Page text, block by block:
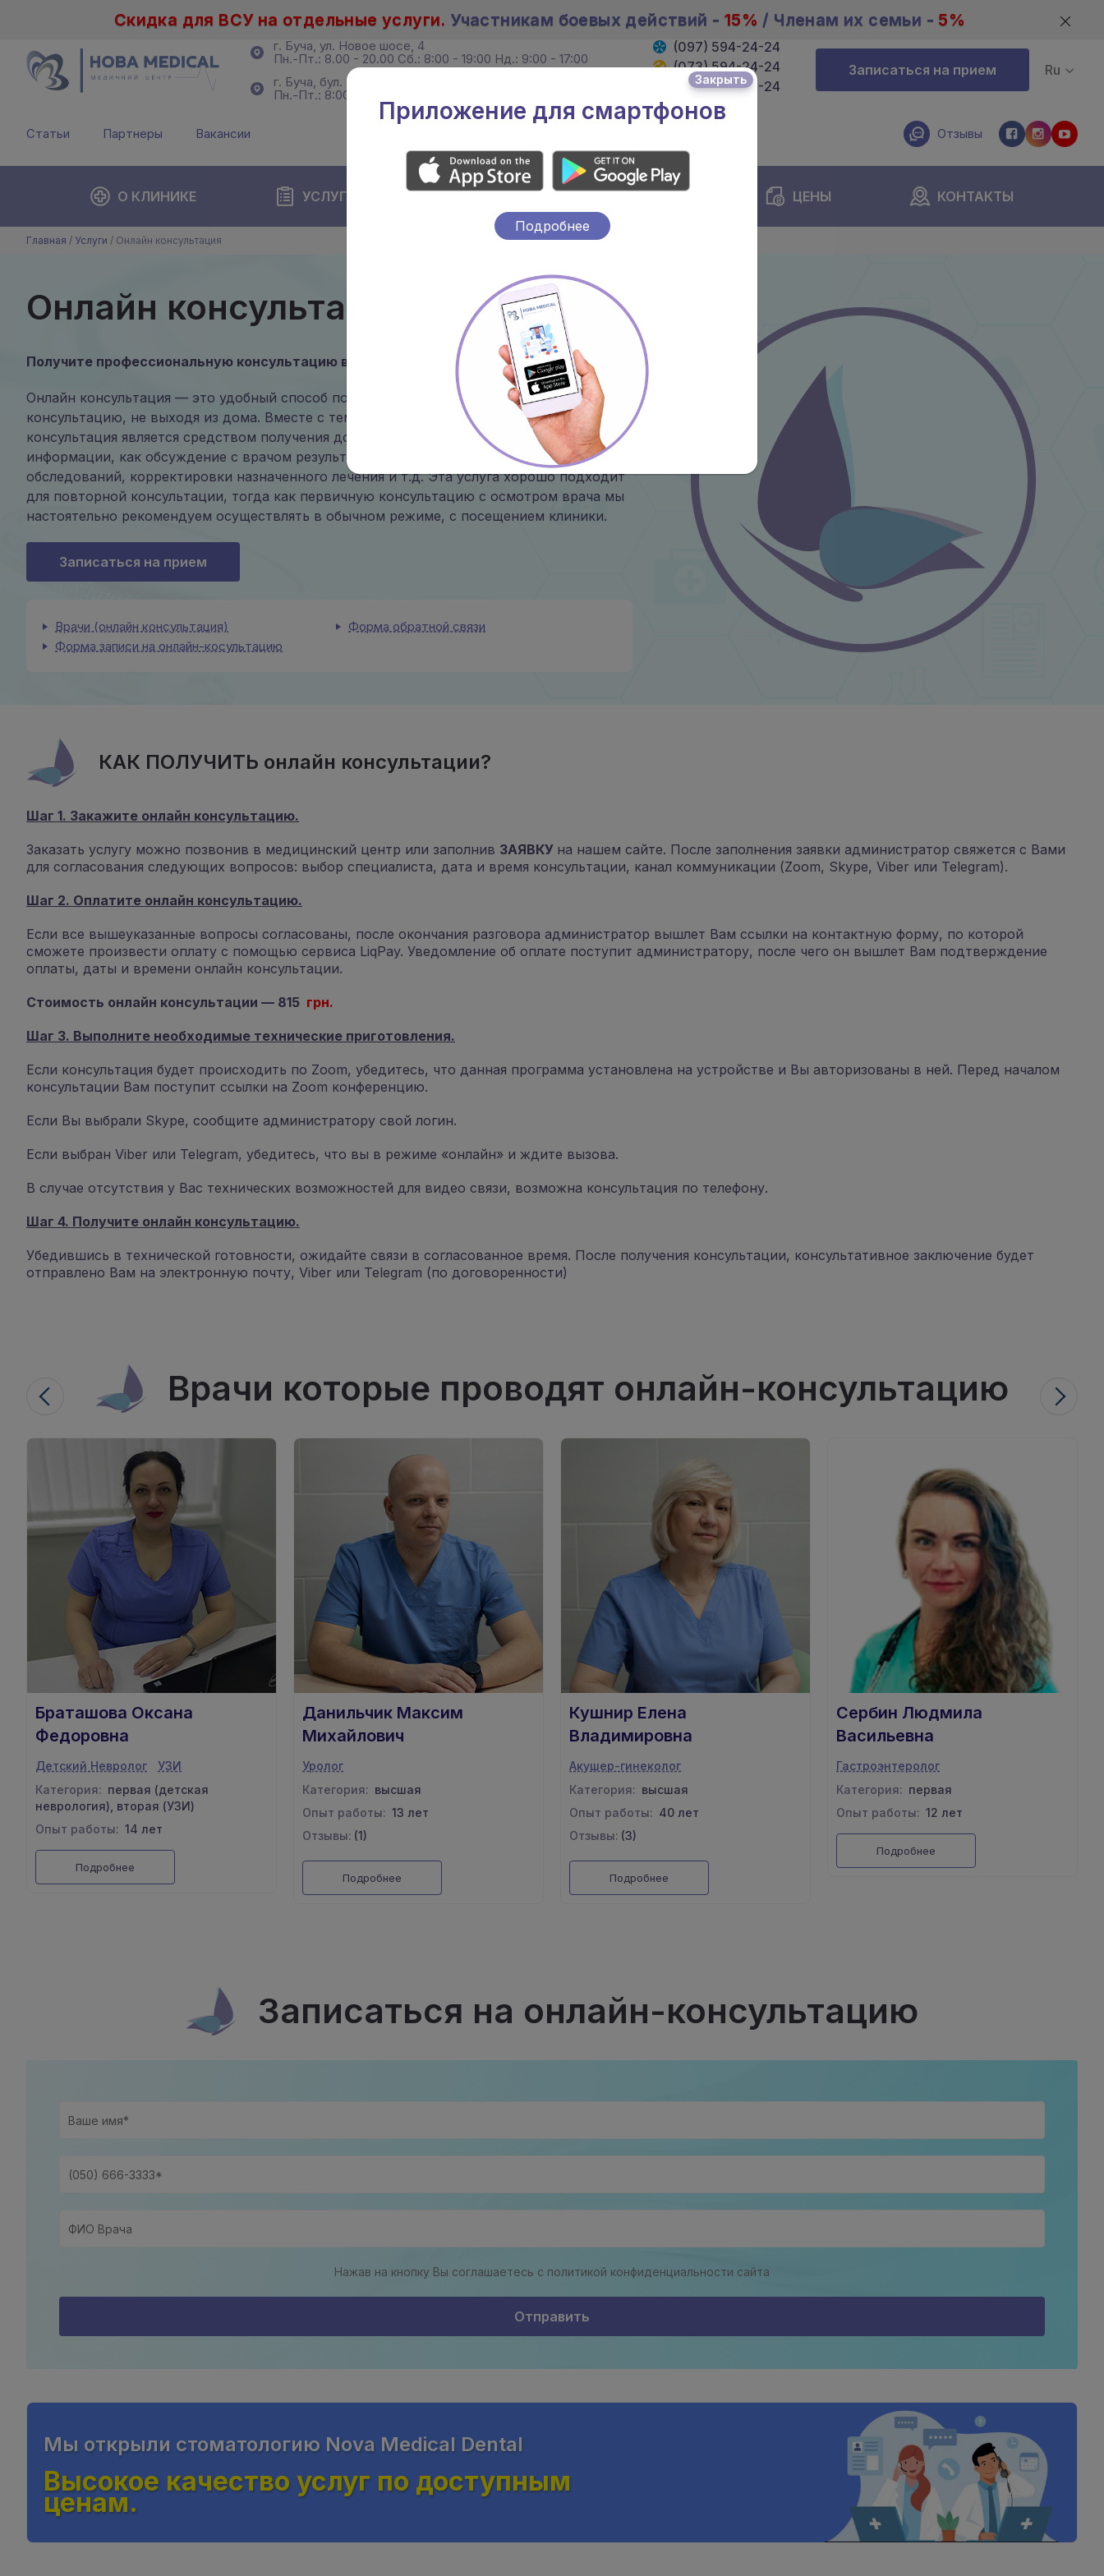
Скидка для ВСУ на отдельные услуги. Участникам боевых действий - 15% / Членам их семьи - 5%
г. Буча, ул. Новое шосе, 4
Пн.-Пт.: 8.00 - 20.00 Сб.: 8:00 - 19:00 Нд.: 9:00 - 17:00
г. Буча, бул. Б. Хмельницкого, 4
Пн.-Пт.: 8:00 - 19:00 Сб. 8:00 - 18:00 Вс.: выходной
(097) 594-24-24
(073) 594-24-24
(095) 594-24-24
Записаться на прием Ru
Статьи Партнеры Вакансии Отзывы
О КЛИНИКЕ УСЛУГИ ВРАЧИ АКЦИИ ЦЕНЫ КОНТАКТЫ
Главная / Услуги / Онлайн консультация
Онлайн консультация
Получите профессиональную консультацию врача, не выходя из дома!
Онлайн консультация — это удобный способ получить профессиональную медицинскую
консультацию, не выходя из дома. Вместе с тем, обращаем Ваше внимание, что онлайн
консультация является средством получения дополнительной консультативной
информации, как обсуждение с врачом результатов полученных анализов,
обследований, корректировки назначенного лечения и т.д. Эта услуга хорошо подходит
для повторной консультации, тогда как первичную консультацию с осмотром врача мы
настоятельно рекомендуем осуществлять в обычном режиме, с посещением клиники.
Записаться на прием
Врачи (онлайн консультация)
Форма записи на онлайн-косультацию
Форма обратной связи
КАК ПОЛУЧИТЬ онлайн консультации?
Шаг 1. Закажите онлайн консультацию.
Заказать услугу можно позвонив в медицинский центр или заполнив ЗАЯВКУ на нашем сайте. После заполнения заявки администратор свяжется с Вами
для согласования следующих вопросов: выбор специалиста, дата и время консультации, канал коммуникации (Zoom, Skype, Viber или Telegram).
Шаг 2. Оплатите онлайн консультацию.
Если все вышеуказанные вопросы согласованы, после окончания разговора администратор вышлет Вам ссылки на контактную форму, по которой
сможете произвести оплату с помощью сервиса LiqPay. Уведомление об оплате поступит администратору, после чего он вышлет Вам подтверждение
оплаты, даты и времени онлайн консультации.
Стоимость онлайн консультации — 815 грн.
Шаг 3. Выполните необходимые технические приготовления.
Если консультация будет происходить по Zoom, убедитесь, что данная программа установлена ​​на устройстве и Вы авторизованы в ней. Перед началом
консультации Вам поступит ссылки на Zoom конференцию.
Если Вы выбрали Skype, сообщите администратору свой логин.
Если выбран Viber или Telegram, убедитесь, что вы в режиме «онлайн» и ждите вызова.
В случае отсутствия у Вас технических возможностей для видео связи, возможна консультация по телефону.
Шаг 4. Получите онлайн консультацию.
Убедившись в технической готовности, ожидайте связи в согласованное время. После получения консультации, консультативное заключение будет
отправлено Вам на электронную почту, Viber или Telegram (по договоренности)
Врачи которые проводят онлайн-консультацию
Браташова Оксана
Федоровна
Детский Невролог
УЗИ
Категория: первая (детская
неврология), вторая (УЗИ)
Опыт работы: 14 лет
Подробнее
Данильчик Максим
Михайлович
Уролог
Категория: высшая
Опыт работы: 13 лет
Отзывы: (1)
Подробнее
Кушнир Елена
Владимировна
Акушер-гинеколог
Категория: высшая
Опыт работы: 40 лет
Отзывы: (3)
Подробнее
Сербин Людмила
Васильевна
Гастроэнтеролог
Категория: первая
Опыт работы: 12 лет
Подробнее
Записаться на онлайн-консультацию
Нажав на кнопку Вы соглашаетесь с политикой конфиденциальности сайта
Отправить
Мы открыли стоматологию Nova Medical Dental
Высокое качество услуг по доступным
ценам.
Закрыть
Приложение для смартфонов
Подробнее